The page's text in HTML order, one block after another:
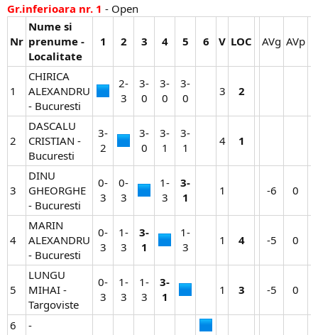
Gr.inferioara nr. 1 - Open
Nr
Nume si
prenume -
Localitate
1 2 3 4 5 6 V LOC AVg​ AVp​
1
CHIRICA
ALEXANDRU
- Bucuresti
2-
3​
3-
0​
3-
0​
3-
0​
3​ 2
2
DASCALU
CRISTIAN -
Bucuresti
3-
2​
3-
0​
3-
1​
3-
1​
4​ 1
3
DINU
GHEORGHE
- Bucuresti
0-
3​
0-
3​
1-
3​
3-
1
1​ -6​ 0​
4
MARIN
ALEXANDRU
- Bucuresti
0-
3​
1-
3​
3-
1
1-
3​
1​ 4 -5​ 0​
5
LUNGU
MIHAI -
Targoviste
0-
3​
1-
3​
1-
3​
3-
1
1​ 3 -5​ 0​
6
-